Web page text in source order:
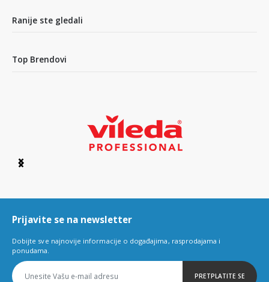
4
Ranije ste gledali
Top Brendovi
Item
6
Prijavite se na newsletter
Dobijte sve najnovije informacije o događajima, rasprodajama i
ponudama.
PRETPLATITE SE